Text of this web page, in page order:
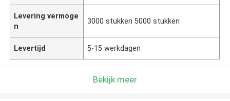
Levering vermoge
n
3000 stukken 5000 stukken
Levertijd 5-15 werkdagen
Bekijk meer